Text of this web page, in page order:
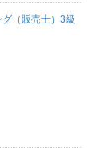
（販売士）3級